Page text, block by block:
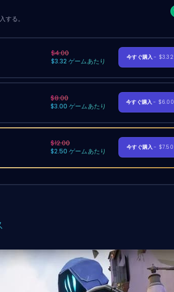
する。
$4.00
$3.32 ゲームあたり
今すぐ購入- $3.32
$8.00
$3.00 ゲームあたり
今すぐ購入- $6.00
$12.00
$2.50 ゲームあたり
今すぐ購入- $7.50